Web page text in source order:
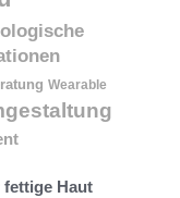
Wearable
Haut